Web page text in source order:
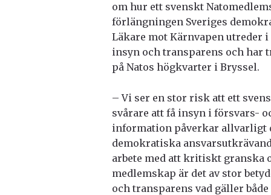
om hur ett svenskt
förlängningen Sveriges
Läkare mot Kärnvapen utreder
insyn och transparens och har
på Natos högkvarter i Bryssel.
– Vi ser en stor risk att ett
svårare att få insyn i försvars-
information påverkar allvarligt
demokratiska
arbete med att kritiskt granska
medlemskap är det av stor
och transparens vad gäller